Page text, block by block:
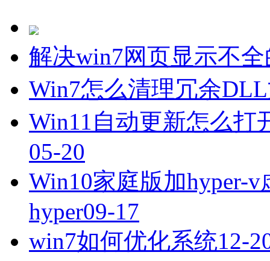
解决win7网页显示不
Win7怎么清理冗余
Win11自动更新怎么打
05-20
Win10家庭版加hyper-
hyper09-17
win7如何优化系统12-